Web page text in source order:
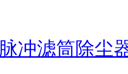
脉冲滤筒除尘